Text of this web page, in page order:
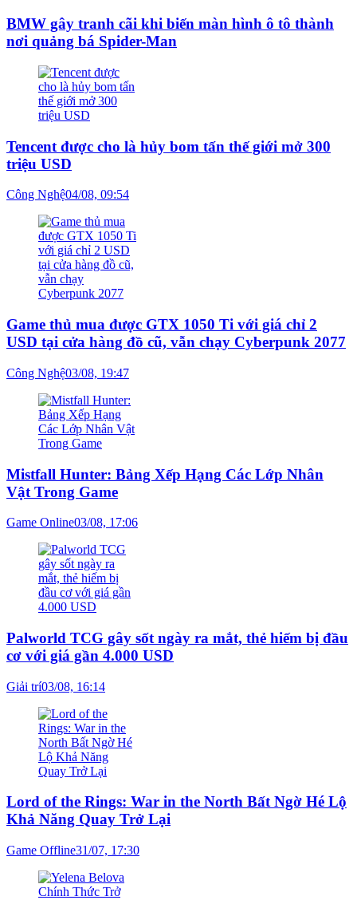
BMW gây tranh cãi khi biến màn hình ô tô thành
nơi quảng bá Spider-Man
Tencent được cho là hủy bom tấn thế giới mở 300
triệu USD
Công Nghệ04/08, 09:54
Game thủ mua được GTX 1050 Ti với giá chỉ 2
USD tại cửa hàng đồ cũ, vẫn chạy Cyberpunk 2077
Công Nghệ03/08, 19:47
Mistfall Hunter: Bảng Xếp Hạng Các Lớp Nhân
Vật Trong Game
Game Online03/08, 17:06
Palworld TCG gây sốt ngày ra mắt, thẻ hiếm bị đầu
cơ với giá gần 4.000 USD
Giải trí03/08, 16:14
Lord of the Rings: War in the North Bất Ngờ Hé Lộ
Khả Năng Quay Trở Lại
Game Offline31/07, 17:30